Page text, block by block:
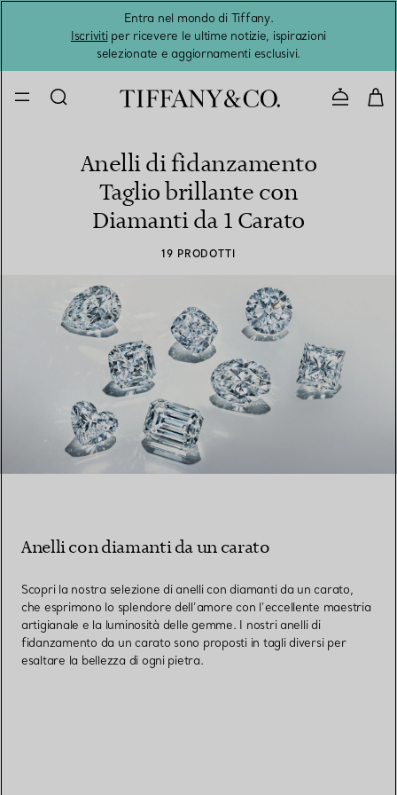
Entra nel mondo di Tiffany.
Iscrivitiper ricevere le ultime notizie, ispirazioni
selezionate e aggiornamenti esclusivi.
Anelli di fidanzamento
Taglio brillante con
Diamanti da 1 Carato
19 PRODOTTI
Anelli con diamanti da un carato
Scopri la nostra selezione di anelli con diamanti da un carato,
che esprimono lo splendore dell’amore con l’eccellente maestria
artigianale e la luminosità delle gemme. I nostri anelli di
fidanzamento da un carato sono proposti in tagli diversi per
esaltare la bellezza di ogni pietra.